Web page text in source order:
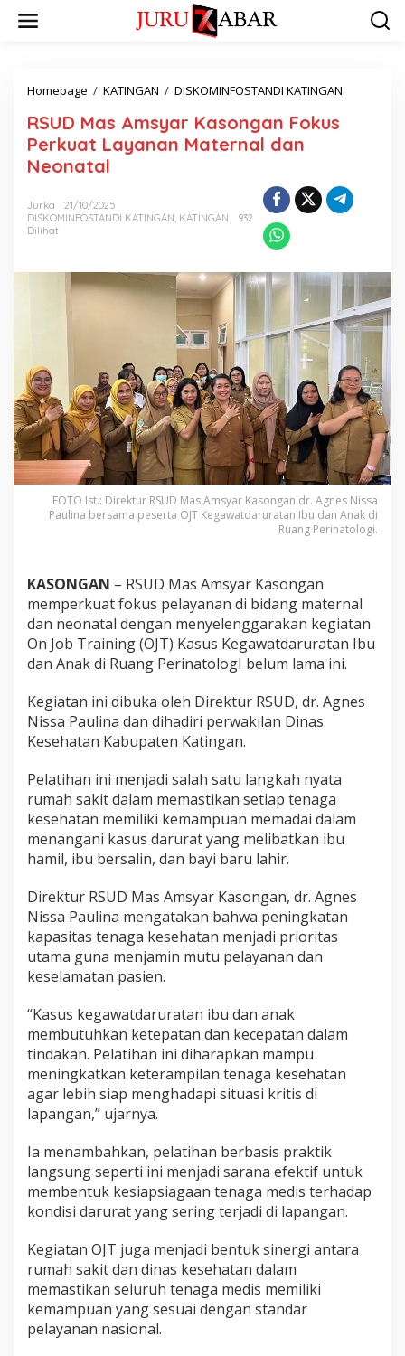
Homepage / KATINGAN / DISKOMINFOSTANDI KATINGAN
RSUD Mas Amsyar Kasongan Fokus
Perkuat Layanan Maternal dan
Neonatal
Jurka
21/10/2025
DISKOMINFOSTANDI KATINGAN, KATINGAN
932
Dilihat
FOTO Ist.: Direktur RSUD Mas Amsyar Kasongan dr. Agnes Nissa
Paulina bersama peserta OJT Kegawatdaruratan Ibu dan Anak di
Ruang Perinatologi.
KASONGAN – RSUD Mas Amsyar Kasongan
memperkuat fokus pelayanan di bidang maternal
dan neonatal dengan menyelenggarakan kegiatan
On Job Training (OJT) Kasus Kegawatdaruratan Ibu
dan Anak di Ruang PerinatologI belum lama ini.
Kegiatan ini dibuka oleh Direktur RSUD, dr. Agnes
Nissa Paulina dan dihadiri perwakilan Dinas
Kesehatan Kabupaten Katingan.
Pelatihan ini menjadi salah satu langkah nyata
rumah sakit dalam memastikan setiap tenaga
kesehatan memiliki kemampuan memadai dalam
menangani kasus darurat yang melibatkan ibu
hamil, ibu bersalin, dan bayi baru lahir.
Direktur RSUD Mas Amsyar Kasongan, dr. Agnes
Nissa Paulina mengatakan bahwa peningkatan
kapasitas tenaga kesehatan menjadi prioritas
utama guna menjamin mutu pelayanan dan
keselamatan pasien.
“Kasus kegawatdaruratan ibu dan anak
membutuhkan ketepatan dan kecepatan dalam
tindakan. Pelatihan ini diharapkan mampu
meningkatkan keterampilan tenaga kesehatan
agar lebih siap menghadapi situasi kritis di
lapangan,” ujarnya.
Ia menambahkan, pelatihan berbasis praktik
langsung seperti ini menjadi sarana efektif untuk
membentuk kesiapsiagaan tenaga medis terhadap
kondisi darurat yang sering terjadi di lapangan.
Kegiatan OJT juga menjadi bentuk sinergi antara
rumah sakit dan dinas kesehatan dalam
memastikan seluruh tenaga medis memiliki
kemampuan yang sesuai dengan standar
pelayanan nasional.